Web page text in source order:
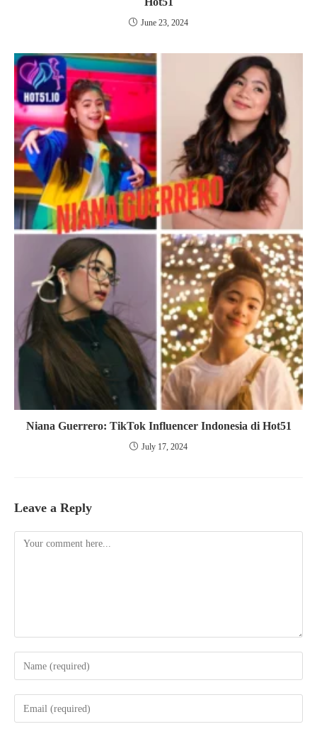
June 23, 2024
Niana Guerrero: TikTok Influencer Indonesia di Hot51
July 17, 2024
Leave a Reply
Comment
Enter
your
name
Enter
your